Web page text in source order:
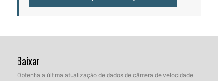
Baixar
Obtenha a última atualização de dados de câmera de velocidade